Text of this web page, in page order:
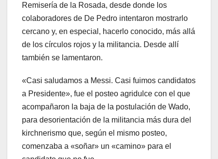
Remisería de la Rosada, desde donde los
colaboradores de De Pedro intentaron mostrarlo
cercano y, en especial, hacerlo conocido, más allá
de los círculos rojos y la militancia. Desde allí
también se lamentaron.
«Casi saludamos a Messi. Casi fuimos candidatos
a Presidente», fue el posteo agridulce con el que
acompañaron la baja de la postulación de Wado,
para desorientación de la militancia más dura del
kirchnerismo que, según el mismo posteo,
comenzaba a «soñar» un «camino» para el